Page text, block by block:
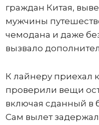
граждан Китая,
мужчины
чемодана и даже
вызвало
К лайнеру приехал
проверили вещи
включая сданный в
Сам вылет